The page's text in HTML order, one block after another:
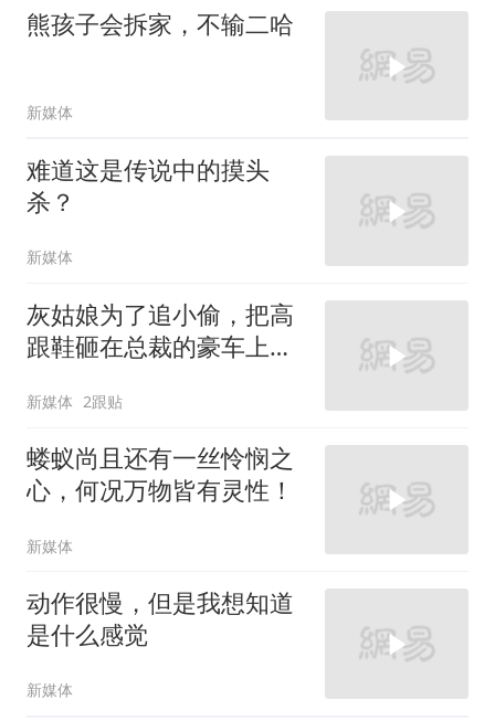
熊孩子会拆家，不输二哈
新媒体
难道这是传说中的摸头
杀？
新媒体
灰姑娘为了追小偷，把高
跟鞋砸在总裁的豪车上，
新媒体 2跟贴
蝼蚁尚且还有一丝怜悯之
心，何况万物皆有灵性！
新媒体
动作很慢，但是我想知道
是什么感觉
新媒体